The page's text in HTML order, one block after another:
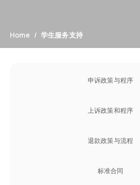
Home 学生服务支持
申诉政策与程序
上诉政策和程序
退款政策与流程
标准合同